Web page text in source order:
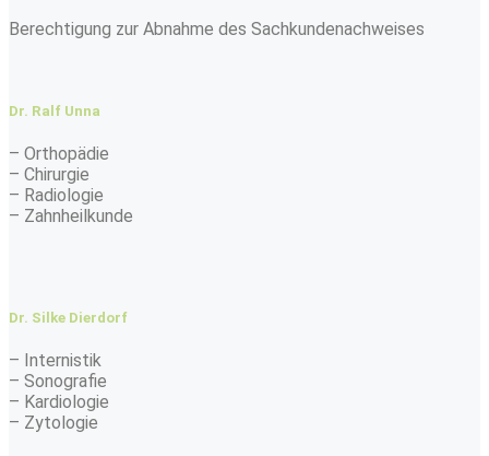
Berechtigung zur Abnahme des Sachkundenachweises
Dr. Ralf Unna
– Orthopädie
– Chirurgie
– Radiologie
– Zahnheilkunde
Dr. Silke Dierdorf
– Internistik
– Sonografie
– Kardiologie
– Zytologie